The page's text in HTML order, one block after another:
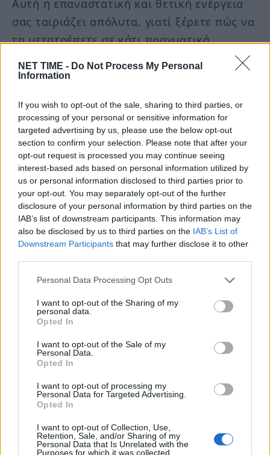
NET TIME - Do Not Process My Personal
Information
If you wish to opt-out of the sale, sharing to third parties, or
processing of your personal or sensitive information for
targeted advertising by us, please use the below opt-out
section to confirm your selection. Please note that after your
opt-out request is processed you may continue seeing
interest-based ads based on personal information utilized by
us or personal information disclosed to third parties prior to
your opt-out. You may separately opt-out of the further
disclosure of your personal information by third parties on the
IAB’s list of downstream participants. This information may
also be disclosed by us to third parties on the IAB’s List of
Downstream Participants that may further disclose it to other
Personal Data Processing Opt Outs
I want to opt-out of the Sharing of my
personal data.
Opted In
I want to opt-out of the Sale of my
Personal Data.
Opted In
I want to opt-out of processing my
Personal Data for Targeted Advertising.
Opted In
I want to opt-out of Collection, Use,
Retention, Sale, and/or Sharing of my
Personal Data that Is Unrelated with the
Purposes for which it was collected.
Αυτή η επαναστατική και θετική ενέργεια
σας ταιριάζει απόλυτα, γιατί ξέρετε πώς να
τη μετατρέπετε σε κάτι πραγματικά
εντυπωσιακό. Τι αλλάζει για τους Ταύρους
σήμερα:
Από εκεί που δεν καταλαβαίνατε πώς
παίζεται το παιχνίδι, τώρα γίνεστε εσείς
αυτοί που το ορίζουν.
Η επαναστατική σας διάθεση μεταφράζεται
σε έξυπνες επενδύσεις ή επαγγελματικές
συμφωνίες.
Προσελκύετε την επιτυχία γιατί τολμάτε να
ξεφύγετε από τα συνηθισμένα.
επιτυχία είναι πλέον στο χέρι σας και το
Σκορπιός
Η οικονομική σας επιτυχία αυτή την ημέρα
είναι άμεσα συνδεδεμένη με τη
διαπραγματευτική σας ισχύ, Σκορπιοί. Στις
6 Φεβρουαρίου, αντιλαμβάνεστε ακριβώς
χρησιμοποιήσετε προς όφελός σας. Στο